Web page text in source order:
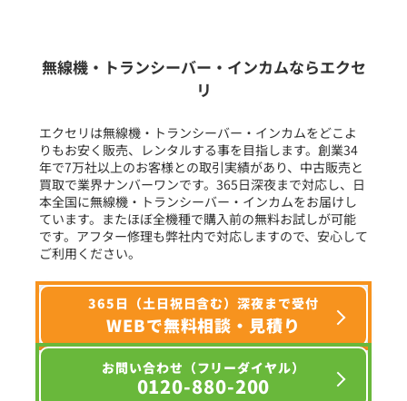
フリーワード入力(製品名等)
選択条件をリセット
無線機・トランシーバー・インカムならエクセ
リ
エクセリは無線機・トランシーバー・インカムをどこよ
りもお安く販売、レンタルする事を目指します。創業34
年で7万社以上のお客様との取引実績があり、中古販売と
買取で業界ナンバーワンです。365日深夜まで対応し、日
本全国に無線機・トランシーバー・インカムをお届けし
ています。またほぼ全機種で購入前の無料お試しが可能
です。アフター修理も弊社内で対応しますので、安心して
ご利用ください。
365日（土日祝日含む）深夜まで受付
WEBで無料相談・見積り
お問い合わせ（フリーダイヤル）
0120-880-200